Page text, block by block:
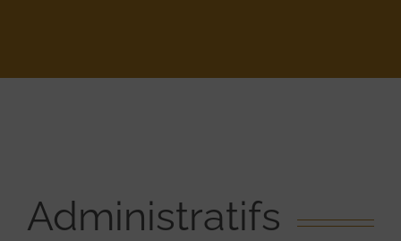
Administratifs